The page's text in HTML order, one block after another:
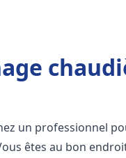
un professionnel
êtes au bon